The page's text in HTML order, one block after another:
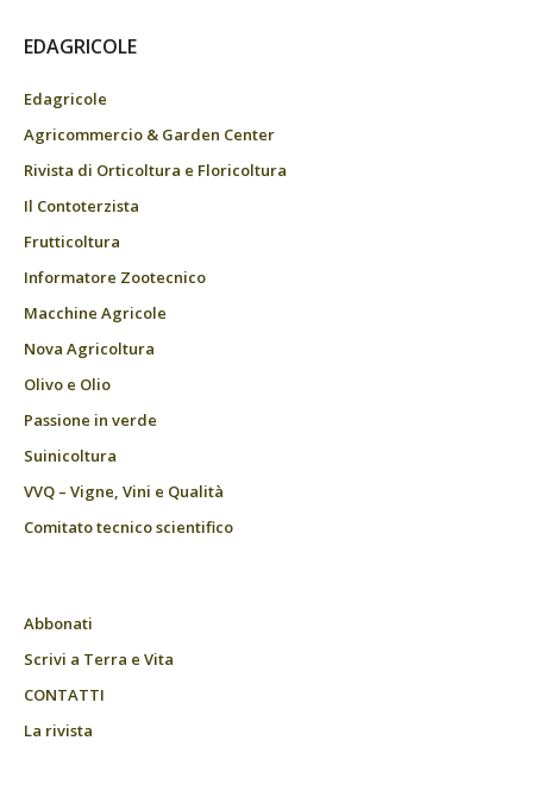
EDAGRICOLE
Edagricole
Agricommercio & Garden Center
Rivista di Orticoltura e Floricoltura
Il Contoterzista
Frutticoltura
Informatore Zootecnico
Macchine Agricole
Nova Agricoltura
Olivo e Olio
Passione in verde
Suinicoltura
VVQ – Vigne, Vini e Qualità
Comitato tecnico scientifico
Abbonati
Scrivi a Terra e Vita
CONTATTI
La rivista